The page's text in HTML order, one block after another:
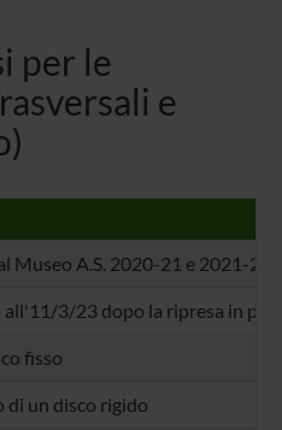
per le
e
A.S. 2020-21 e 2021-22
3/23 dopo la ripresa in
fisso
un disco rigido